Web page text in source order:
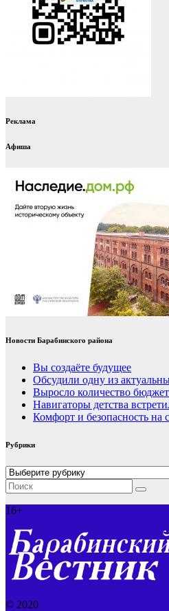
Реклама
Афиша
Новости Барабинского района
Вы создаёте будущее
Обсудили одну из
Выросло количество
Навигаторы детства
Комфорт и безопасность на
Рубрики
Рубрики
16+
© 2020